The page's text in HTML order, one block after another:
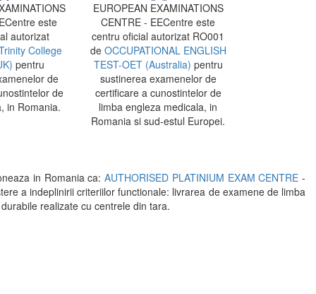
este
autorizat
College
pentru
de
de
in Romania.
EUROPEAN EXAMINATIONS
CENTRE - EECentre este
centru oficial autorizat RO001
de OCCUPATIONAL ENGLISH
TEST-OET (Australia) pentru
sustinerea examenelor de
certificare a cunostintelor de
limba engleza medicala, in
Romania si sud-estul Europei.
in Romania ca: AUTHORISED PLATINIUM EXAM CENTRE -
a indeplinirii criteriilor functionale: livrarea de examene de limba
realizate cu centrele din tara.